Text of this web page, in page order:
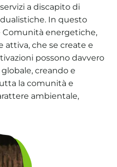
a discapito di
In questo
Comunità energetiche,
attiva, che se create e
possono davvero
creando e
la comunità e
ambientale,